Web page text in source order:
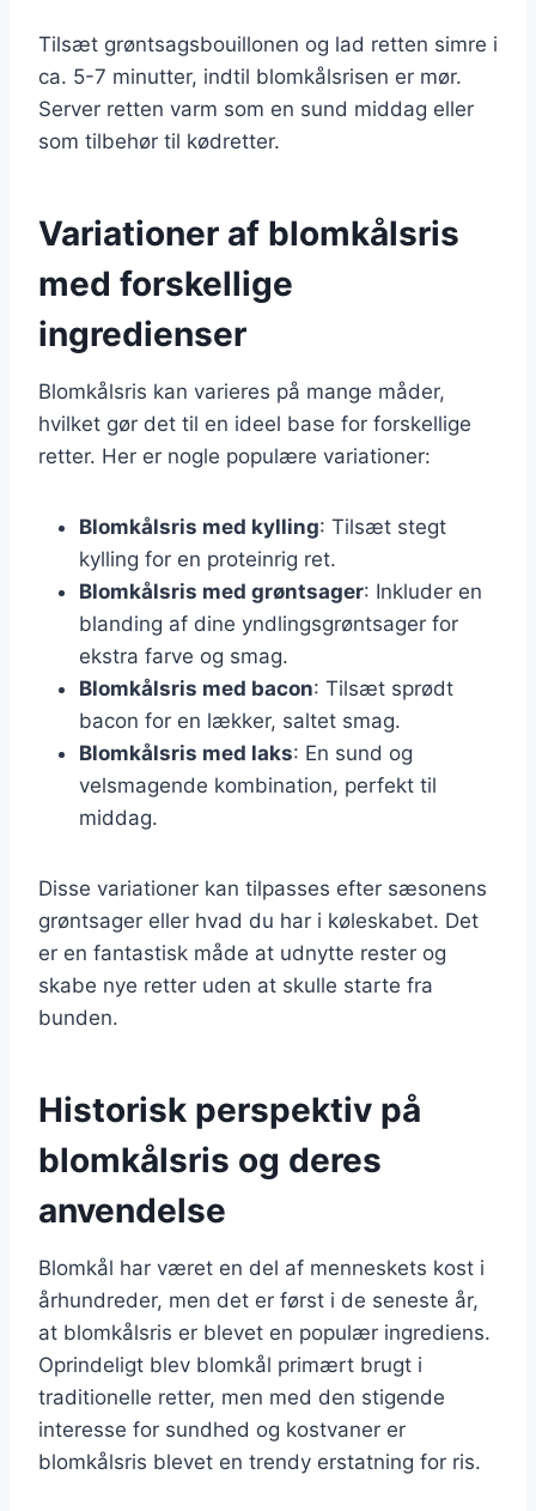
Tilsæt grøntsagsbouillonen og lad retten simre i
ca. 5-7 minutter, indtil blomkålsrisen er mør.
Server retten varm som en sund middag eller
som tilbehør til kødretter.
Variationer af blomkålsris
med forskellige
ingredienser
Blomkålsris kan varieres på mange måder,
hvilket gør det til en ideel base for forskellige
retter. Her er nogle populære variationer:
Blomkålsris med kylling: Tilsæt stegt
kylling for en proteinrig ret.
Blomkålsris med grøntsager: Inkluder en
blanding af dine yndlingsgrøntsager for
ekstra farve og smag.
Blomkålsris med bacon: Tilsæt sprødt
bacon for en lækker, saltet smag.
Blomkålsris med laks: En sund og
velsmagende kombination, perfekt til
middag.
Disse variationer kan tilpasses efter sæsonens
grøntsager eller hvad du har i køleskabet. Det
er en fantastisk måde at udnytte rester og
skabe nye retter uden at skulle starte fra
bunden.
Historisk perspektiv på
blomkålsris og deres
anvendelse
Blomkål har været en del af menneskets kost i
århundreder, men det er først i de seneste år,
at blomkålsris er blevet en populær ingrediens.
Oprindeligt blev blomkål primært brugt i
traditionelle retter, men med den stigende
interesse for sundhed og kostvaner er
blomkålsris blevet en trendy erstatning for ris.